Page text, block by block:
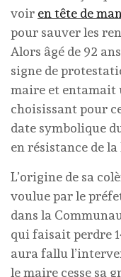
voir en tête de
pour sauver les
Alors âgé de 92
signe de
maire et entamait
choisissant pour
date symbolique
en résistance de la
L’origine de sa
voulue par le
dans la
qui faisait perdre
aura fallu
le maire cesse sa